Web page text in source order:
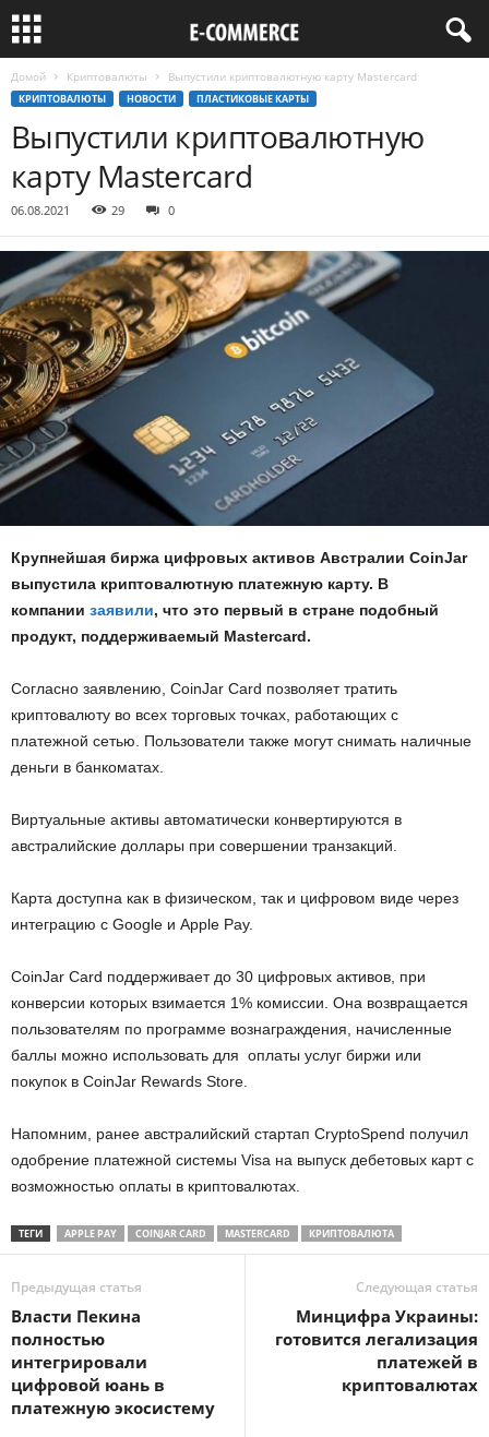
Домой Криптовалюты Выпустили криптовалютную карту Mastercard
КРИПТОВАЛЮТЫ НОВОСТИ ПЛАСТИКОВЫЕ КАРТЫ
Выпустили криптовалютную
карту Mastercard
06.08.2021 29 0
Крупнейшая биржа цифровых активов Австралии CoinJar
выпустила криптовалютную платежную карту. В
компании заявили, что это первый в стране подобный
продукт, поддерживаемый Mastercard.
Согласно заявлению, CoinJar Card позволяет тратить
криптовалюту во всех торговых точках, работающих с
платежной сетью. Пользователи также могут снимать наличные
деньги в банкоматах.
Виртуальные активы автоматически конвертируются в
австралийские доллары при совершении транзакций.
Карта доступна как в физическом, так и цифровом виде через
интеграцию с Google и Apple Pay.
CoinJar Card поддерживает до 30 цифровых активов, при
конверсии которых взимается 1% комиссии. Она возвращается
пользователям по программе вознаграждения, начисленные
баллы можно использовать для оплаты услуг биржи или
покупок в CoinJar Rewards Store.
Напомним, ранее австралийский стартап CryptoSpend получил
одобрение платежной системы Visa на выпуск дебетовых карт с
возможностью оплаты в криптовалютах.
ТЕГИ APPLE PAY COINJAR CARD MASTERСARD КРИПТОВАЛЮТА
Предыдущая статья
Власти Пекина
полностью
интегрировали
цифровой юань в
платежную экосистему
Следующая статья
Минцифра Украины:
готовится легализация
платежей в
криптовалютах